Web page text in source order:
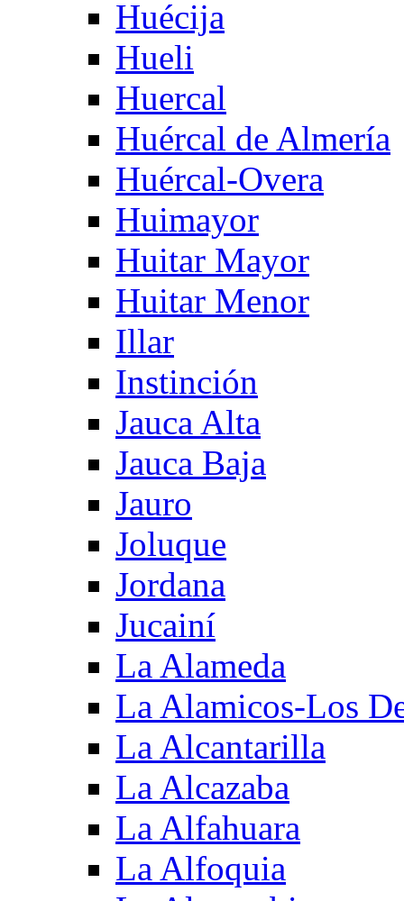
Huécija
Hueli
Huercal
Huércal de Almería
Huércal-Overa
Huimayor
Huitar Mayor
Huitar Menor
Illar
Instinción
Jauca Alta
Jauca Baja
Jauro
Joluque
Jordana
Jucainí
La Alameda
La Alamicos-Los
La Alcantarilla
La Alcazaba
La Alfahuara
La Alfoquia